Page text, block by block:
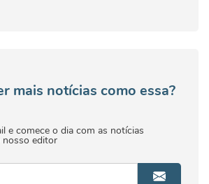
mais notícias como essa?
e comece o dia com as notícias
nosso editor